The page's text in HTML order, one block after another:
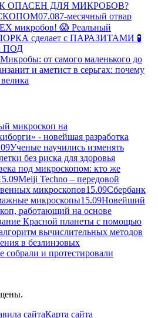
ОПАСЕН ДЛЯ МИКРОБОВ?
07.087-месячный отвар
микробов! 😱 Реальный
сделает с ПАРАЗИТАМИ 🧪
ПОД
Микробы: от самого маленького до
и аметист в серьгах: почему
микроскоп на
- новейшая разработка
Ученые научились изменять
без риска для здоровья
под микроскопом: кто же
Meiji Techno – передовой
микроскопов15.09Сбербанк
микроскопы15.09Новейший
работающий на основе
Красной планеты с помощью
вычислительных методов
в безлинзовых
собрали и протестировали
сайтаКарта сайта